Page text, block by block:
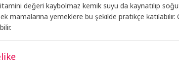
değeri kaybolmaz kemik suyu da kaynatılıp
mamalarına yemeklere bu şekilde pratikçe